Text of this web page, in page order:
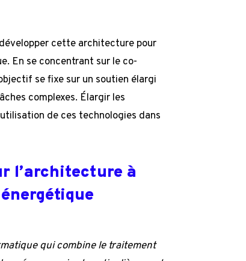
cette architecture pour
En se concentrant sur le co-
se fixe sur un soutien élargi
complexes. Élargir les
de ces technologies dans
l’architecture à
qui combine le traitement